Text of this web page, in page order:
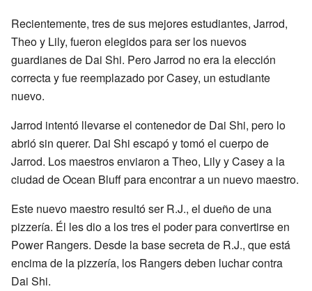
Recientemente, tres de sus mejores estudiantes, Jarrod,
Theo y Lily, fueron elegidos para ser los nuevos
guardianes de Dai Shi. Pero Jarrod no era la elección
correcta y fue reemplazado por Casey, un estudiante
nuevo.
Jarrod intentó llevarse el contenedor de Dai Shi, pero lo
abrió sin querer. Dai Shi escapó y tomó el cuerpo de
Jarrod. Los maestros enviaron a Theo, Lily y Casey a la
ciudad de Ocean Bluff para encontrar a un nuevo maestro.
Este nuevo maestro resultó ser R.J., el dueño de una
pizzería. Él les dio a los tres el poder para convertirse en
Power Rangers. Desde la base secreta de R.J., que está
encima de la pizzería, los Rangers deben luchar contra
Dai Shi.